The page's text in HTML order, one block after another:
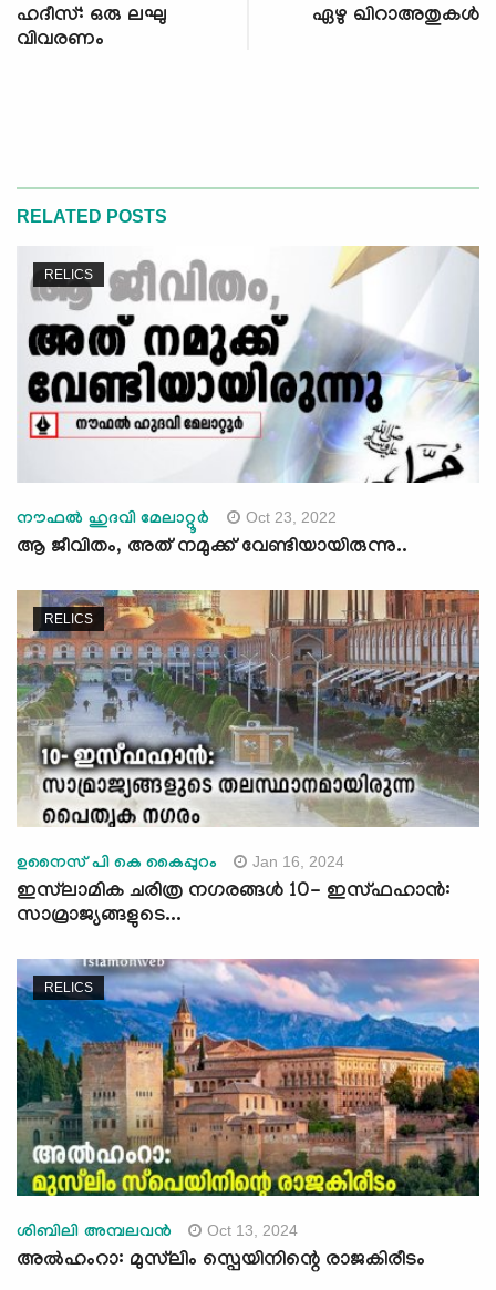
ഹദീസ്: ഒരു ലഘു
വിവരണം
ഏഴു ഖിറാഅതുകള്‍
RELATED POSTS
RELICS
നൗഫൽ ഹുദവി മേലാറ്റൂർ Oct 23, 2022
ആ ജീവിതം, അത് നമുക്ക് വേണ്ടിയായിരുന്നു..
RELICS
ഉനൈസ് പി കെ കൈപ്പുറം Jan 16, 2024
ഇസ്‍ലാമിക ചരിത്ര നഗരങ്ങള്‍ 10- ഇസ്ഫഹാന്‍:
സാമ്രാജ്യങ്ങളുടെ...
RELICS
ശിബിലി അമ്പലവൻ Oct 13, 2024
അൽഹംറാ: മുസ്‍ലിം സ്പെയിനിന്റെ രാജകിരീടം